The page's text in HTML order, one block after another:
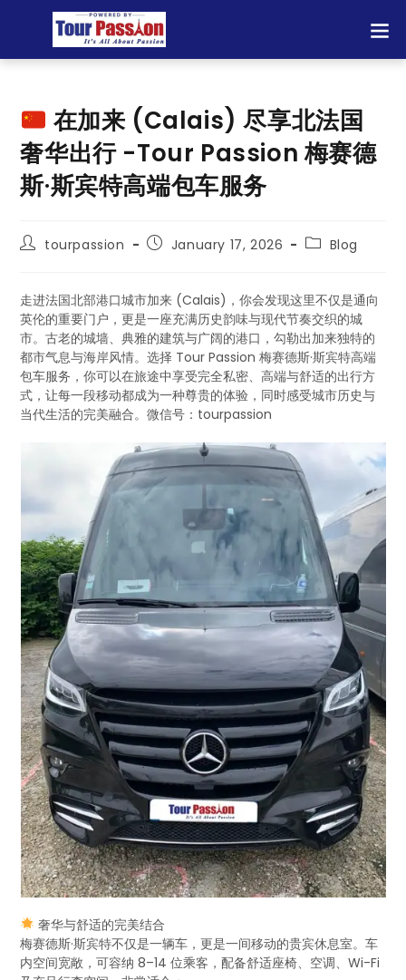
在加来 (Calais) 尽享北法国
奢华出行 -Tour Passion 梅赛德
斯·斯宾特高端包车服务
tourpassion January 17, 2026 Blog
走进法国北部港口城市加来 (Calais)，你会发现这里不仅是通向
英伦的重要门户，更是一座充满历史韵味与现代节奏交织的城
市。古老的城墙、典雅的建筑与广阔的港口，勾勒出加来独特的
都市气息与海岸风情。选择 Tour Passion 梅赛德斯·斯宾特高端
包车服务，你可以在旅途中享受完全私密、高端与舒适的出行方
式，让每一段移动都成为一种尊贵的体验，同时感受城市历史与
当代生活的完美融合。微信号：tourpassion
奢华与舒适的完美结合
梅赛德斯·斯宾特不仅是一辆车，更是一间移动的贵宾休息室。车
内空间宽敞，可容纳 8–14 位乘客，配备舒适座椅、空调、Wi-Fi